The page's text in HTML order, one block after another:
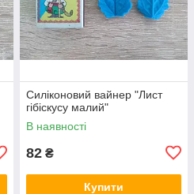
Силіконовий вайнер "Лист
гібіскусу малий"
В наявності
82 ₴
Купити